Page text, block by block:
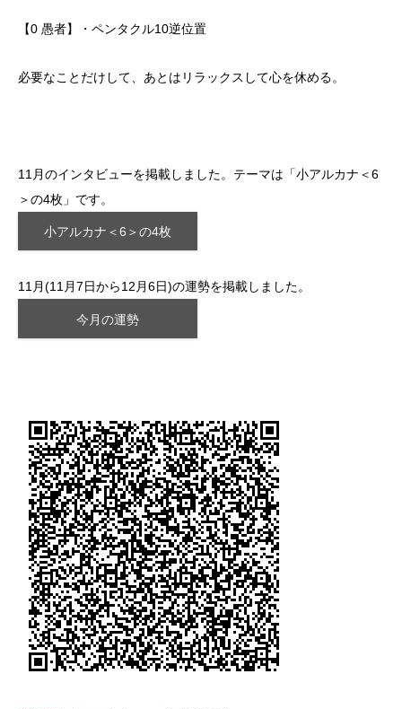
【0 愚者】・ペンタクル10逆位置
必要なことだけして、あとはリラックスして心を休める。
11月のインタビューを掲載しました。テーマは「小アルカナ＜6
＞の4枚」です。
小アルカナ＜6＞の4枚
11月(11月7日から12月6日)の運勢を掲載しました。
今月の運勢